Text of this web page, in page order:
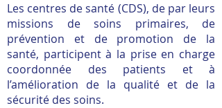
Les centres de santé (CDS), de par leurs
missions de soins primaires, de
prévention et de promotion de la
santé, participent à la prise en charge
coordonnée des patients et à
l’amélioration de la qualité et de la
sécurité des soins.